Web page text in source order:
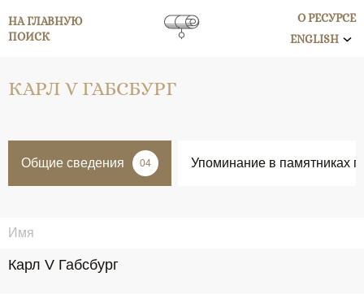
НА ГЛАВНУЮ
ПОИСК
О РЕСУРСЕ
ENGLISH
КАРЛ V ГАБСБУРГ
Общие сведения 04 Упоминание в памятниках
Имя
Карл V Габсбург